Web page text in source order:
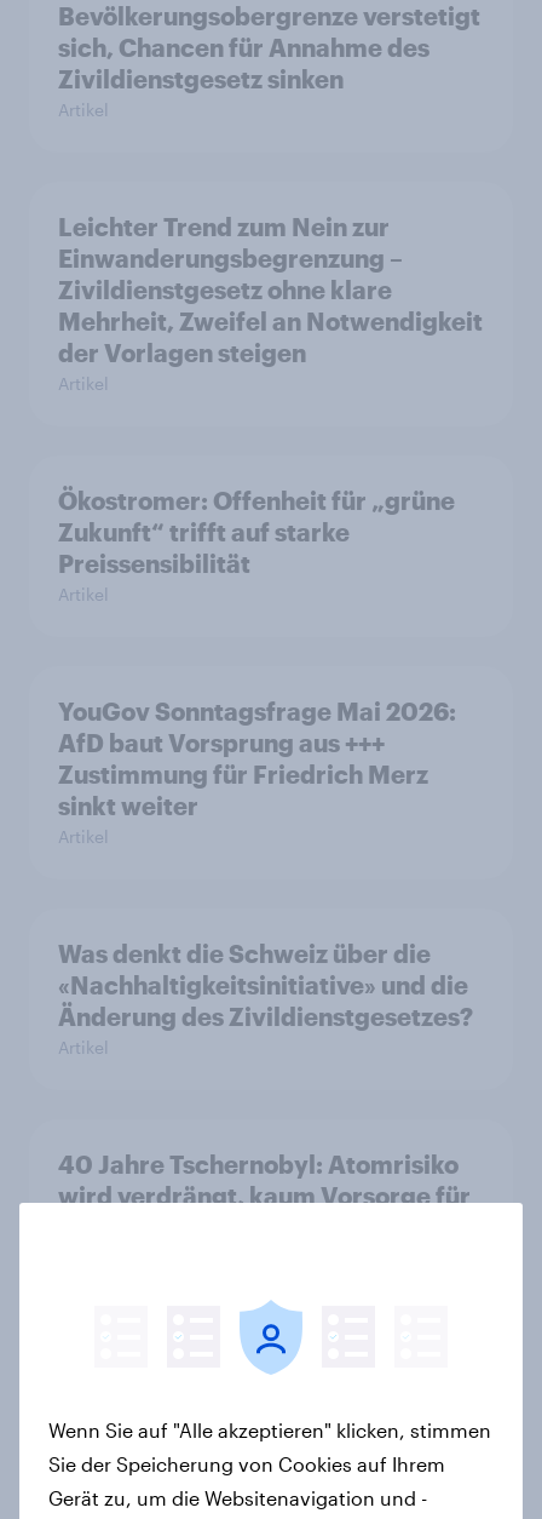
Bevölkerungsobergrenze verstetigt
sich, Chancen für Annahme des
Zivildienstgesetz sinken
Artikel
Leichter Trend zum Nein zur
Einwanderungsbegrenzung –
Zivildienstgesetz ohne klare
Mehrheit, Zweifel an Notwendigkeit
der Vorlagen steigen
Artikel
Ökostromer: Offenheit für „grüne
Zukunft“ trifft auf starke
Preissensibilität
Artikel
YouGov Sonntagsfrage Mai 2026:
AfD baut Vorsprung aus +++
Zustimmung für Friedrich Merz
sinkt weiter
Artikel
Was denkt die Schweiz über die
«Nachhaltigkeitsinitiative» und die
Änderung des Zivildienstgesetzes?
Artikel
40 Jahre Tschernobyl: Atomrisiko
wird verdrängt, kaum Vorsorge für
vorn +++ Schwarz-Rot unter Druck:
Union und SPD so niedrig wie seit
Jahren nicht mehr
Wenn Sie auf "Alle akzeptieren" klicken, stimmen
Sie der Speicherung von Cookies auf Ihrem
Gerät zu, um die Websitenavigation und -